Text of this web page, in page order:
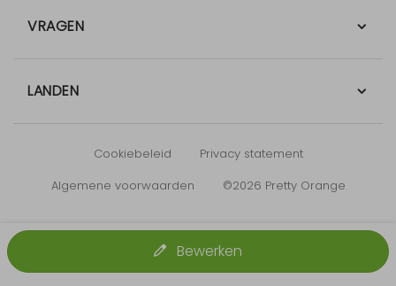
Bewerken
VRAGEN
LANDEN
Cookiebeleid
Privacy statement
Algemene voorwaarden
©2026 Pretty Orange